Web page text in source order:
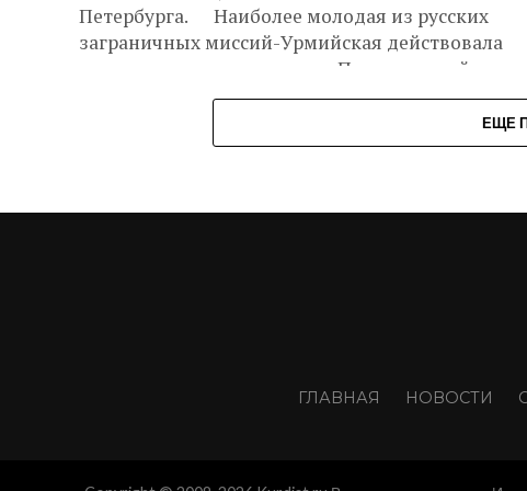
Петербурга. Наиболее молодая из русских
заграничных миссий-Урмийская действовала
среди присоединившихся к Православной
Церкви ассирийцев-несториан [1],
ЕЩЕ
ГЛАВНАЯ НОВОСТИ